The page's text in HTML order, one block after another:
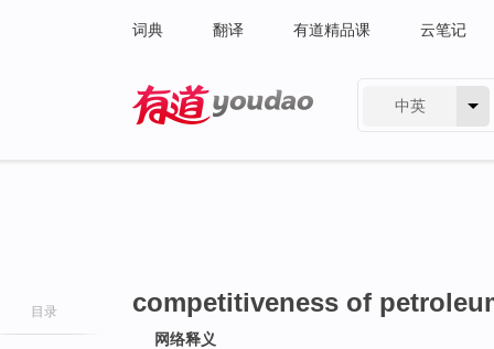
词典 翻译 有道精品课 云笔记
中英
目录 competitiveness of
网络释义